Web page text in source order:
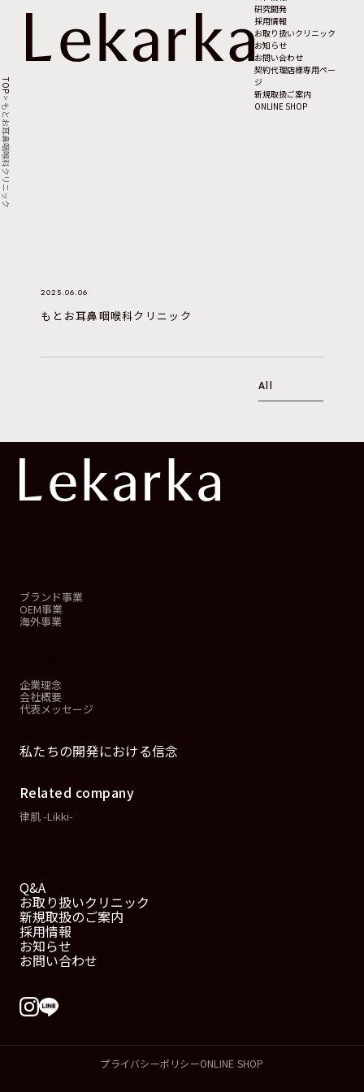
研究開発
採用情報
お取り扱いクリニック
お知らせ
お問い合わせ
契約代理店様専用ペー
ジ
新規取扱ご案内
ONLINE SHOP
TOP
>
もとお耳鼻咽喉科クリニック
2025.06.06
もとお耳鼻咽喉科クリニック
All
ブランド事業
OEM事業
海外事業
企業理念
会社概要
代表メッセージ
私たちの開発における信念
Related company
律肌 -Likki-
Q&A
お取り扱いクリニック
新規取扱のご案内
採用情報
お知らせ
お問い合わせ
プライバシーポリシーONLINE SHOP